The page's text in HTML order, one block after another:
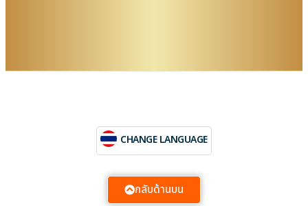
CHANGE LANGUAGE
กลับด้านบน